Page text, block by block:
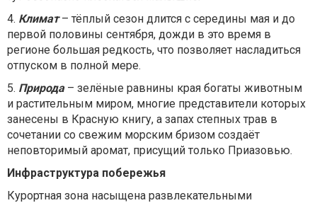
4. Климат– тёплый сезон длится с середины мая и до
первой половины сентября, дожди в это время в
регионе большая редкость, что позволяет насладиться
отпуском в полной мере.
5. Природа– зелёные равнины края богаты животным
и растительным миром, многие представители которых
занесены в Красную книгу, а запах степных трав в
сочетании со свежим морским бризом создаёт
неповторимый аромат, присущий только Приазовью.
Инфраструктура побережья
Курортная зона насыщена развлекательными